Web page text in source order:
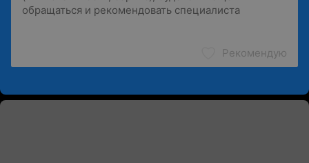
Рекомендую